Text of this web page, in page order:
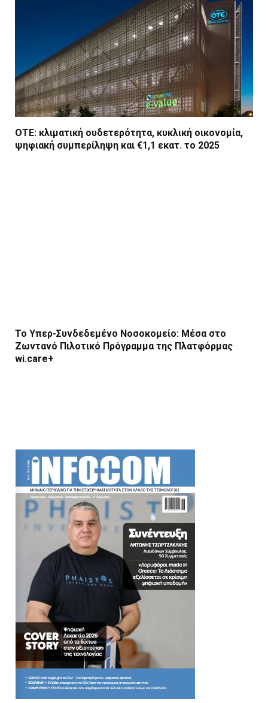
ΟΤΕ: κλιματική ουδετερότητα, κυκλική οικονομία,
ψηφιακή συμπερίληψη και €1,1 εκατ. το 2025
Το Υπερ-Συνδεδεμένο Νοσοκομείο: Μέσα στο
Ζωντανό Πιλοτικό Πρόγραμμα της Πλατφόρμας
wi.care+